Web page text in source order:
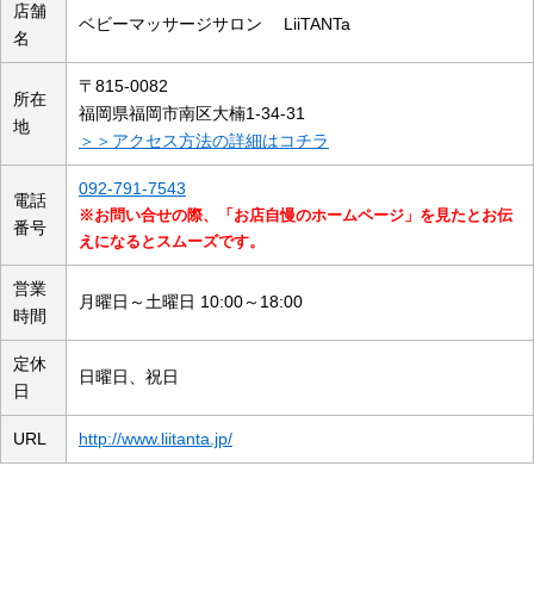
店舗
名
ベビーマッサージサロン LiiTANTa
所在
地
〒815-0082
福岡県福岡市南区大楠1-34-31
＞＞アクセス方法の詳細はコチラ
電話
番号
092-791-7543
※お問い合せの際、「お店自慢のホームページ」を見たとお伝
えになるとスムーズです。
営業
時間
月曜日～土曜日 10:00～18:00
定休
日
日曜日、祝日
URL http://www.liitanta.jp/